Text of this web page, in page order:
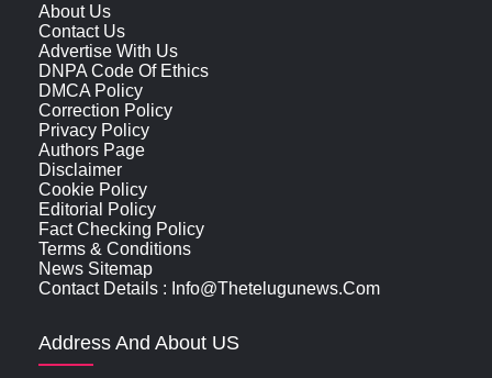
About Us
Contact Us
Advertise With Us
DNPA Code Of Ethics
DMCA Policy
Correction Policy
Privacy Policy
Authors Page
Disclaimer
Cookie Policy
Editorial Policy
Fact Checking Policy
Terms & Conditions
News Sitemap
Contact Details : Info@thetelugunews.com
Address And About US